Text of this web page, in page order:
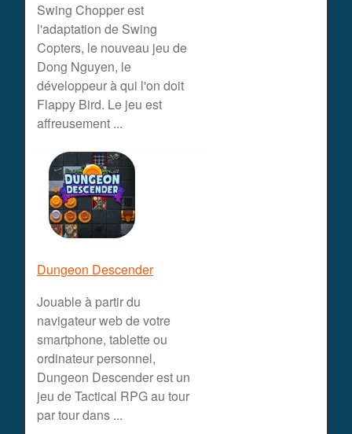
Swing Chopper est
l'adaptation de Swing
Copters, le nouveau jeu de
Dong Nguyen, le
développeur à qui l'on doit
Flappy Bird. Le jeu est
affreusement ...
Dungeon Descender
Jouable à partir du
navigateur web de votre
smartphone, tablette ou
ordinateur personnel,
Dungeon Descender est un
jeu de Tactical RPG au tour
par tour dans ...